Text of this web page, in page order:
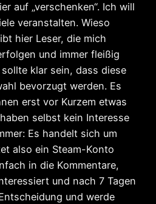
auf „verschenken“. Ich will
veranstalten. Wieso
hier Leser, die mich
und immer fleißig
klar sein, dass diese
bevorzugt werden. Es
erst vor Kurzem etwas
selbst kein Interesse
Es handelt sich um
also ein Steam-Konto
in die Kommentare,
und nach 7 Tagen
und werde